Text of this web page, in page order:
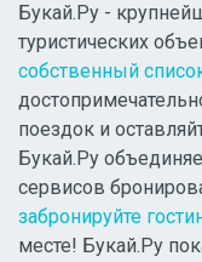
Букай.Ру -
туристических
собственный
поездок и
Букай.Ру
сервисов
забронируйте
месте! Букай.Ру